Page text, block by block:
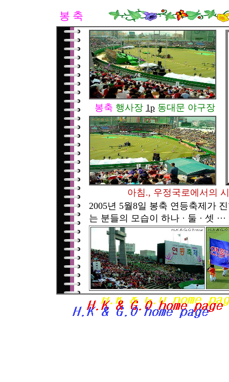
봉 축
봉축 행사장 1p 동대문 야구장
아침., 우정국로에서의
2005년 5월8일 봉축 연등축제가
는 분들의 모습이 하나 · 둘 · 셋